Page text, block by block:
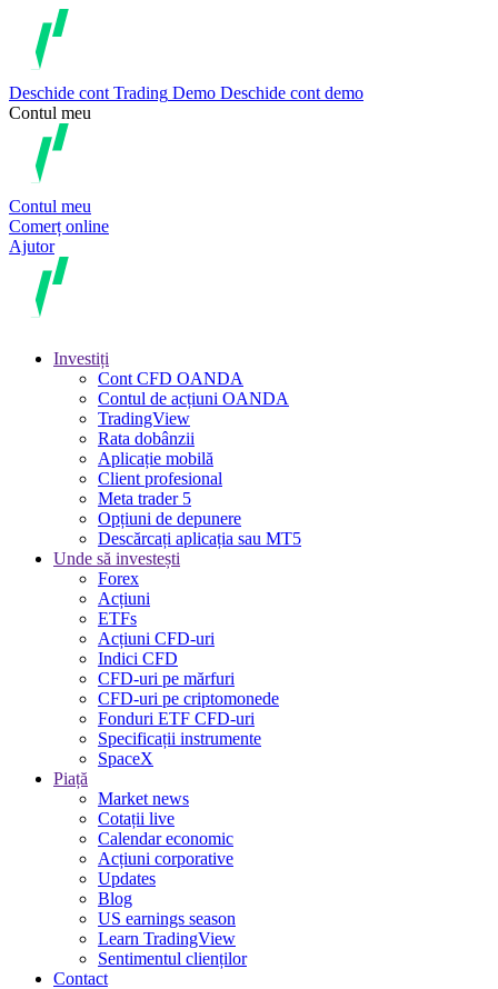
Deschide cont Trading Demo Deschide cont demo
Contul meu
Contul meu
Comerț online
Ajutor
Investiți
Cont CFD OANDA
Contul de acțiuni OANDA
TradingView
Rata dobânzii
Aplicație mobilă
Client profesional
Meta trader 5
Opțiuni de depunere
Descărcați aplicația sau MT5
Unde să investești
Forex
Acțiuni
ETFs
Acțiuni CFD-uri
Indici CFD
CFD-uri pe mărfuri
CFD-uri pe criptomonede
Fonduri ETF CFD-uri
Specificații instrumente
SpaceX
Piață
Market news
Cotații live
Calendar economic
Acțiuni corporative
Updates
Blog
US earnings season
Learn TradingView
Sentimentul clienților
Contact